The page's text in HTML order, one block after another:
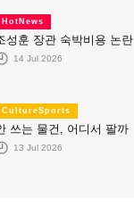
HotNews
성훈 장관 숙박비용 논란
14 Jul 2026
CultureSports
쓰는 물건, 어디서 팔까
13 Jul 2026